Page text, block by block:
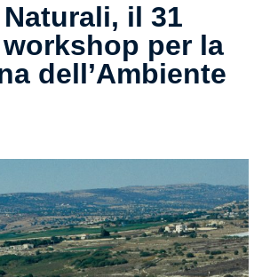
il 31
per la
dell’Ambiente